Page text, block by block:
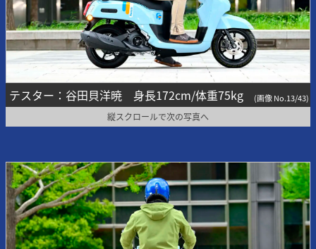
テスター：谷田貝洋暁 身長172cm/体重75kg (画像 No.13/43)
縦スクロールで次の写真へ